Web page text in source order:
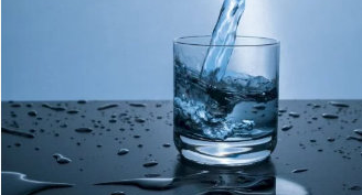
de
transposition
de